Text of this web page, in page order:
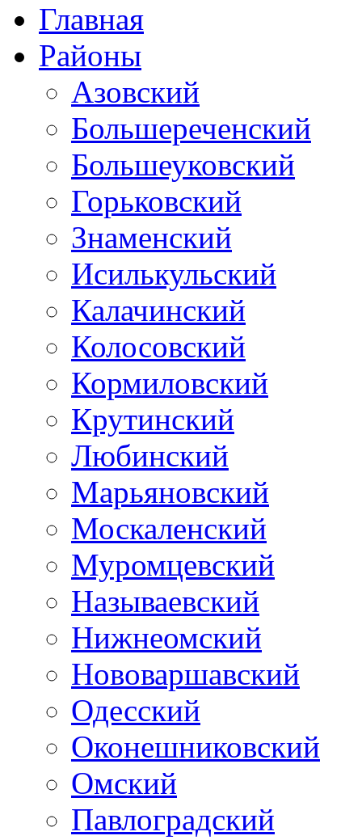
Главная
Районы
Азовский
Большереченский
Большеуковский
Горьковский
Знаменский
Исилькульский
Калачинский
Колосовский
Кормиловский
Крутинский
Любинский
Марьяновский
Москаленский
Муромцевский
Называевский
Нижнеомский
Нововаршавский
Одесский
Оконешниковский
Омский
Павлоградский